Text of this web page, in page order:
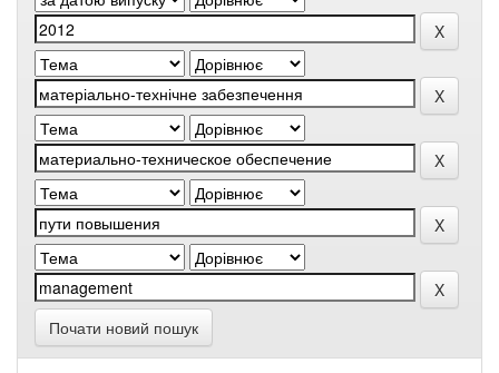
Почати новий пошук